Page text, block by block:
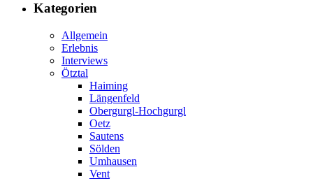
Kategorien
Allgemein
Erlebnis
Interviews
Ötztal
Haiming
Längenfeld
Obergurgl-Hochgurgl
Oetz
Sautens
Sölden
Umhausen
Vent